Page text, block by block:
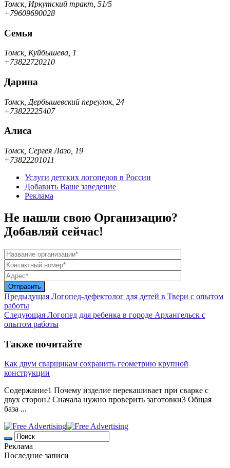
Томск, Иркутский тракт, 51/5
+79609690028
Семья
Томск, Куйбышева, 1
+73822720210
Дарина
Томск, Дербышевский переулок, 24
+73822225407
Алиса
Томск, Сергея Лазо, 19
+73822201011
Услуги детских логопедов в России
Добавить Ваше заведение
Реклама
Не нашли свою Организацию?
Добавляй сейчас!
Предыдущая Логопед-дефектолог для детей в Твери с опытом
работы
Следующая Логопед для ребенка в городе Архангельск с
опытом работы
Также почитайте
Как двум сварщикам сохранить геометрию крупной
конструкции
Содержание1 Почему изделие перекашивает при сварке с
двух сторон2 Сначала нужно проверить заготовки3 Общая
база ...
Реклама
Последние записи